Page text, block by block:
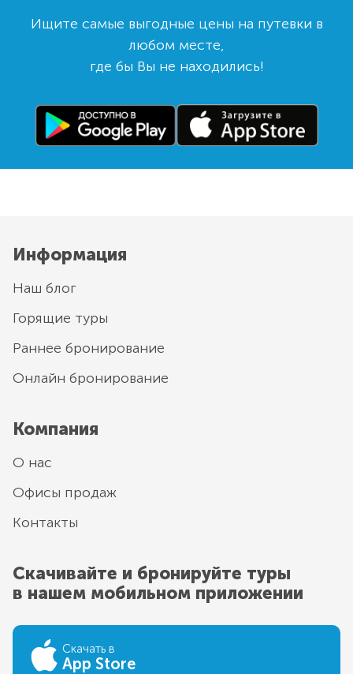
Ищите самые выгодные цены на путевки в
любом месте,
где бы Вы не находились!
Информация
Наш блог
Горящие туры
Раннее бронирование
Онлайн бронирование
Компания
О нас
Офисы продаж
Контакты
Скачивайте и бронируйте туры
в нашем мобильном приложении
Скачать в
App Store